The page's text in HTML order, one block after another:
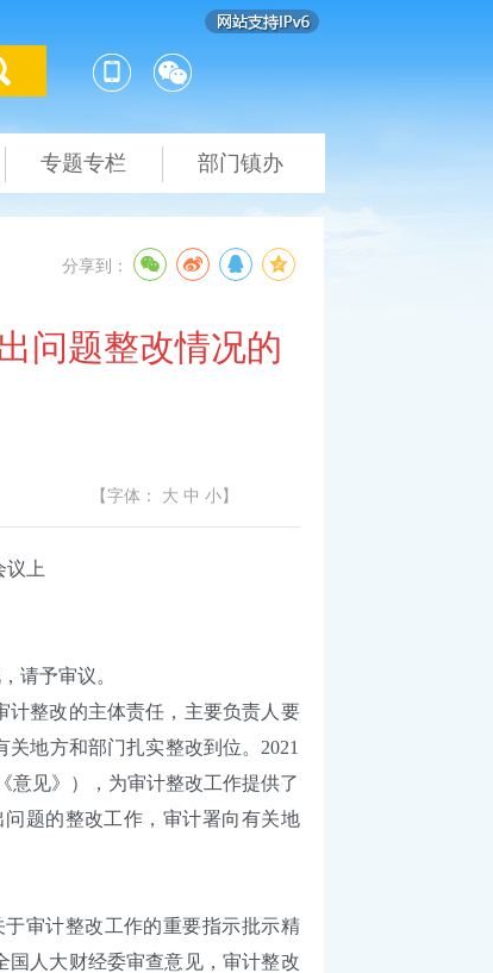
专题专栏 部门镇办
分享到：
问题整改情况的
【字体： 大 中 小 】
上
请予审议。
整改的主体责任，主要负责人要
地方和部门扎实整改到位。2021
意见》），为审计整改工作提供了
题的整改工作，审计署向有关地
审计整改工作的重要指示批示精
国人大财经委审查意见，审计整改